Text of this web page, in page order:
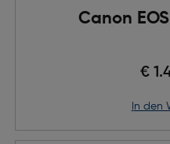
Canon
€
in den